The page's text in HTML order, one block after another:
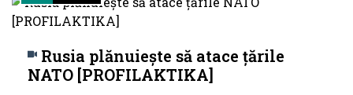
Rusia plănuiește să atace țările
NATO [PROFILAKTIKA]